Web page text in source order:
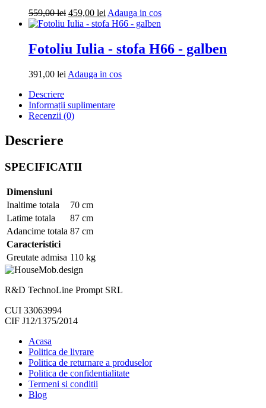
559,00lei Prețul
inițial
fost:
559,00 lei.
459,00 lei Prețul
curent
459,00 lei.
Adauga in cosAdauga
Fotoliu Iulia - stofa H66 - galben
391,00 lei Adauga in cosAdauga
Descriere
Informații suplimentare
Recenzii (0)
Descriere
SPECIFICATII
Dimensiuni
Inaltime totala
70 cm
Latime totala
87 cm
Adancime totala 87 cm
Caracteristici
Greutate admisa 110 kg
R&D TechnoLine Prompt SRL
CUI 33063994
CIF J12/1375/2014
Acasa
Politica de livrare
Politica de returnare a produselor
Politica de confidentialitate
Termeni si conditii
Blog